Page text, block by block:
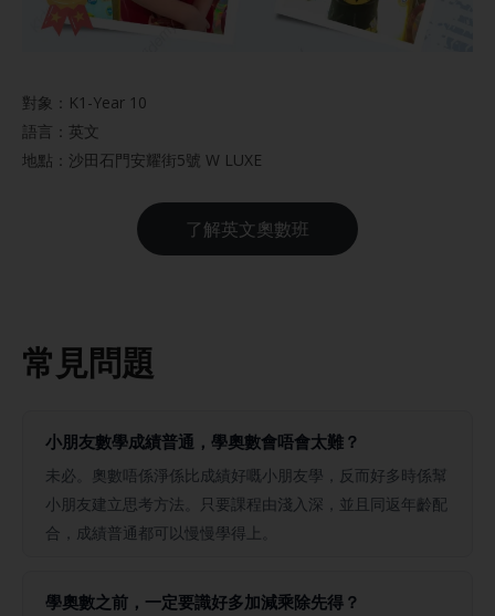
對象：K1-Year 10
語言：英文
地點：沙田石門安耀街5號 W LUXE
了解英文奧數班
常見問題
小朋友數學成績普通，學奧數會唔會太難？
未必。奧數唔係淨係比成績好嘅小朋友學，反而好多時係幫
小朋友建立思考方法。只要課程由淺入深，並且同返年齡配
合，成績普通都可以慢慢學得上。
學奧數之前，一定要識好多加減乘除先得？